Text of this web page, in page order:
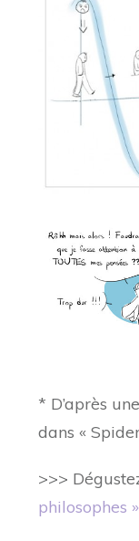
* D’après
dans «
>>>
philosophes